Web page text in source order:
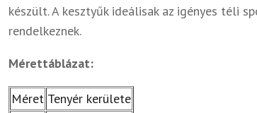
készült. A kesztyűk ideálisak az igényes téli
rendelkeznek.
Mérettáblázat:
Méret Tenyér kerülete